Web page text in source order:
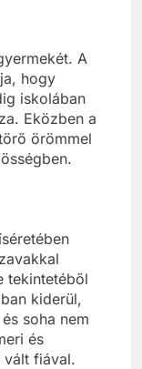
A
hogy
iskolában
Eközben a
örömmel
tekintetéből
kiderül,
soha nem
és
vált fiával.